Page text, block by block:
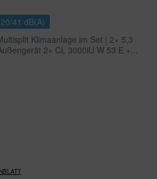
20/41 dB(A)
Klimaanlage im Set | 2× 5,3
2× CL 3000iU W 53 E +...